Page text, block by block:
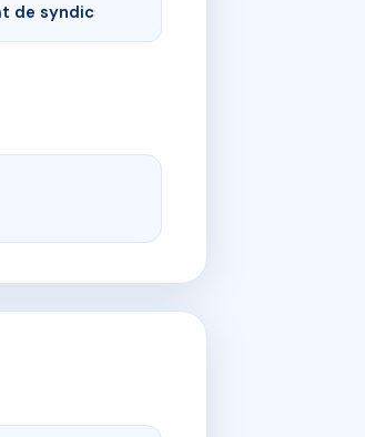
de syndic